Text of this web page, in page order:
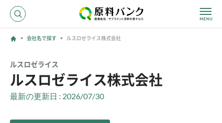
新規登録
会社名で探す ルスロゼライス株式会社
ルスロゼライス
ルスロゼライス株式会社
最新の更新日 : 2026/07/30